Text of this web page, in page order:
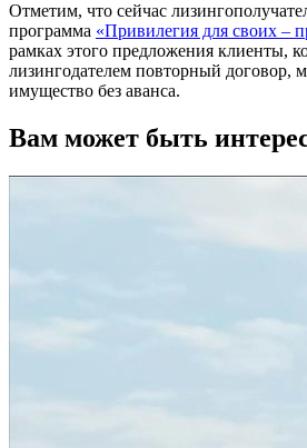
Отметим, что сейчас
программа «Привилегия для своих –
рамках этого предложения клиенты,
лизингодателем повторный договор,
имущество без аванса.
Вам может быть